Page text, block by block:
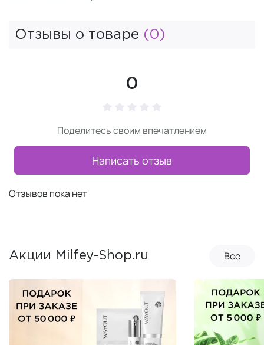
Отзывы о товаре (0)
0
Поделитесь своим впечатлением
Написать отзыв
Отзывов пока нет
Акции Milfey-Shop.ru Все